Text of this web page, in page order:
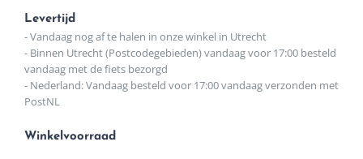
Levertijd
- Vandaag nog af te halen in onze winkel in Utrecht
- Binnen Utrecht (Postcodegebieden) vandaag voor 17:00 besteld
vandaag met de fiets bezorgd
- Nederland: Vandaag besteld voor 17:00 vandaag verzonden met
PostNL
Winkelvoorraad